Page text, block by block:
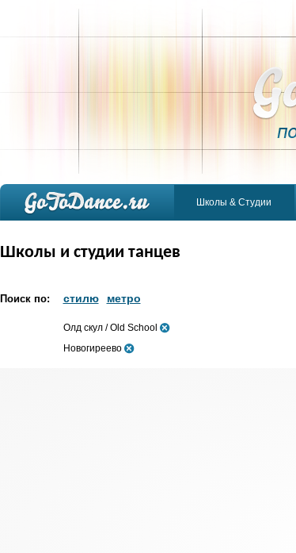
Школы & Студии
Школы и студии танцев
Поиск по: стилю метро
Олд скул / Old School
Новогиреево